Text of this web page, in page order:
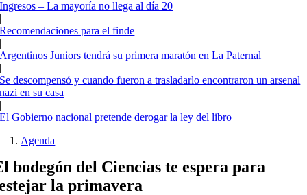
Ingresos – La mayoría no llega al día 20
|
Recomendaciones para el finde
|
Argentinos Juniors tendrá su primera maratón en La Paternal
|
Se descompensó y cuando fueron a trasladarlo encontraron un arsenal
nazi en su casa
|
El Gobierno nacional pretende derogar la ley del libro
Agenda
bodegón del Ciencias te espera para
la primavera